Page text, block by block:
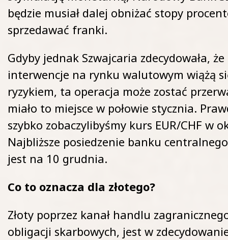
będzie musiał dalej obniżać stopy
sprzedawać franki.
Gdyby jednak Szwajcaria zdecydowała, że
interwencje na rynku walutowym wiążą
ryzykiem, ta operacja może zostać
miało to miejsce w połowie stycznia.
szybko zobaczylibyśmy kurs EUR/CHF w
Najbliższe posiedzenie banku
jest na 10 grudnia.
Co to oznacza dla złotego?
Złoty poprzez kanał handlu
obligacji skarbowych, jest w